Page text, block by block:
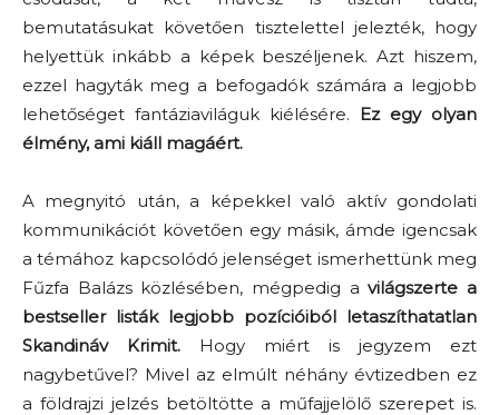
bemutatásukat követően tisztelettel jelezték, hogy
helyettük inkább a képek beszéljenek. Azt hiszem,
ezzel hagyták meg a befogadók számára a legjobb
lehetőséget fantáziaviláguk kiélésére. Ez egy olyan
élmény, ami kiáll magáért.
A megnyitó után, a képekkel való aktív gondolati
kommunikációt követően egy másik, ámde igencsak
a témához kapcsolódó jelenséget ismerhettünk meg
Fűzfa Balázs közlésében, mégpedig avilágszerte a
bestseller listák legjobb pozícióiból letaszíthatatlan
Skandináv Krimit. Hogy miért is jegyzem ezt
nagybetűvel? Mivel az elmúlt néhány évtizedben ez
a földrajzi jelzés betöltötte a műfajjelölő szerepet is.